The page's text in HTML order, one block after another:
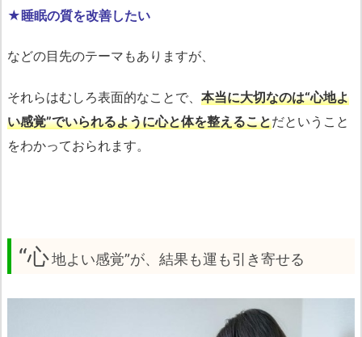
★睡眠の質を改善したい
などの目先のテーマもありますが、
それらはむしろ表面的なことで、 本当に大切なのは“心地よ
い感覚”でいられるように心と体を整えることだということ
をわかっておられます。
“心地よい感覚”が、結果も運も引き寄せる